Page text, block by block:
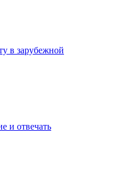
в зарубежной
и отвечать